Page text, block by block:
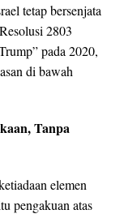
tetap bersenjata
2803
pada 2020,
di bawah
Tanpa
elemen
pengakuan atas